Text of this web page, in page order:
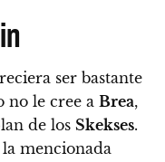
ser bastante
le cree a Brea,
de los Skekses.
mencionada